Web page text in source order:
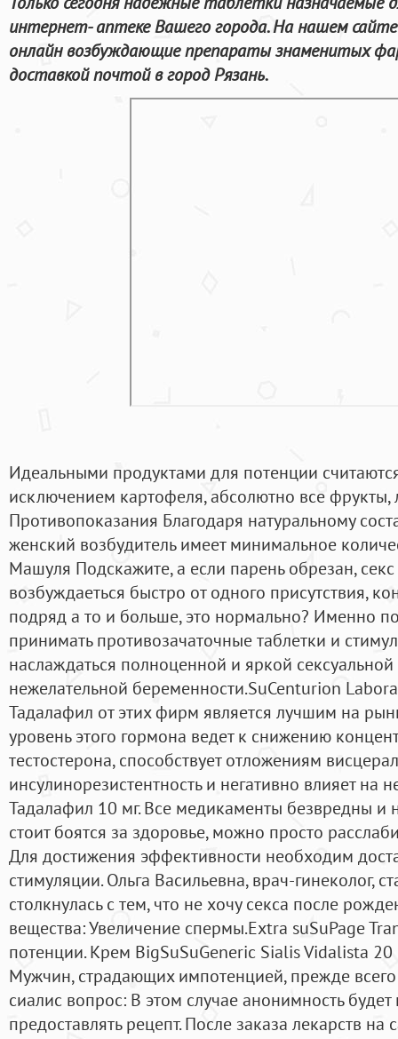
интернет- аптеке Вашего города. На нашем
онлайн возбуждающие препараты знаменитых
доставкой почтой в город Рязань.
Идеальными продуктами для потенции
исключением картофеля, абсолютно все фрукты,
Противопоказания Благодаря натуральному
женский возбудитель имеет минимальное
Машуля Подскажите, а если парень обрезан,
возбуждаеться быстро от одного присутствия,
подряд а то и больше, это нормально? Именно
принимать противозачаточные таблетки и
наслаждаться полноценной и яркой
нежелательной беременности.SuCenturion
Тадалафил от этих фирм является лучшим на
уровень этого гормона ведет к снижению
тестостерона, способствует отложениям
инсулинорезистентность и негативно влияет на
Тадалафил 10 мг. Все медикаменты безвредны и
стоит боятся за здоровье, можно просто
Для достижения эффективности необходим
стимуляции. Ольга Васильевна, врач-гинеколог,
столкнулась с тем, что не хочу секса после
вещества: Увеличение спермы.Extra suSuPage
потенции. Крем BigSuSuGeneric Sialis Vidalista
Мужчин, страдающих импотенцией, прежде
сиалис вопрос: В этом случае анонимность
предоставлять рецепт. После заказа лекарств на